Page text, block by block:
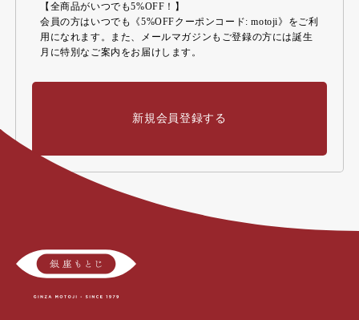
【全商品がいつでも5%OFF！】
会員の方はいつでも《5%OFFクーポンコード: motoji》をご利
用になれます。また、メールマガジンもご登録の方には誕生
月に特別なご案内をお届けします。
新規会員登録する